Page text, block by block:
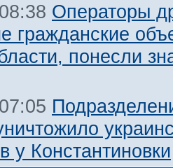
Операторы
гражданские
понесли
у Константиновки